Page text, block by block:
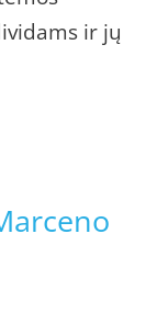
ir jų